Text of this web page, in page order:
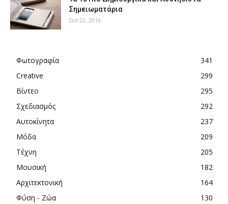
Σημειωματάρια
Σεπ 22, 2016
Φωτογραφία
341
Creative
299
Βίντεο
295
Σχεδιασμός
292
Αυτοκίνητα
237
Μόδα
209
Τέχνη
205
Μουσική
182
Αρχιτεκτονική
164
Φύση - Ζώα
130